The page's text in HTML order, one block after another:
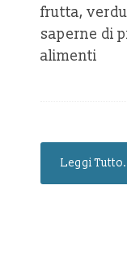
frutta,
saperne di
alimenti
Leggi